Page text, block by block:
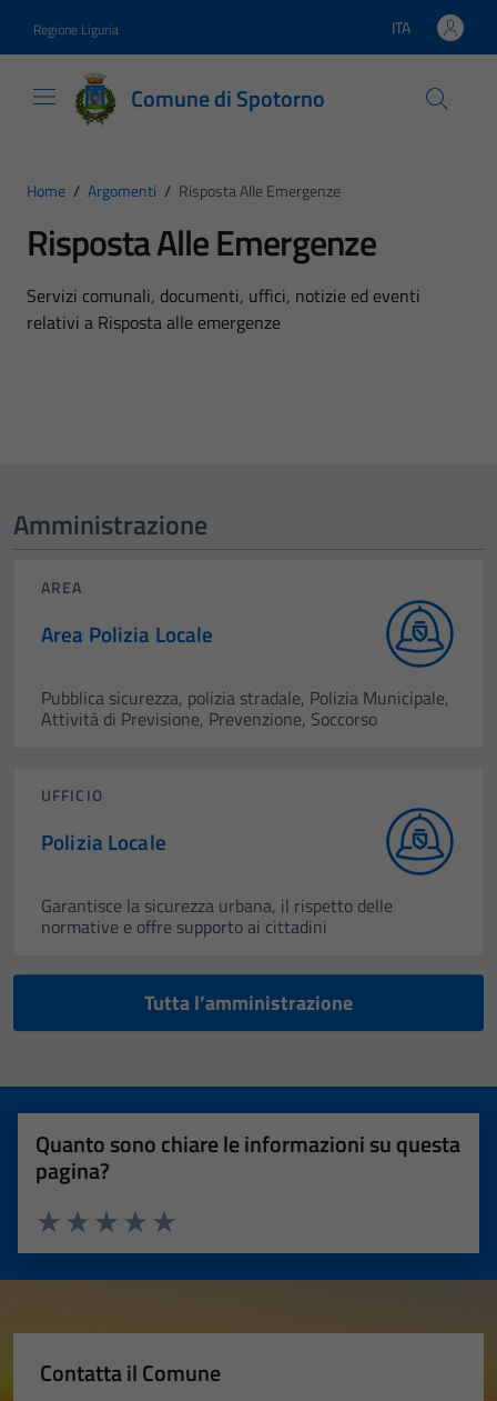
Regione Liguria Lingua attiva:
ITA
Comune di Spotorno
Home / Argomenti / Risposta Alle Emergenze
Risposta Alle Emergenze
Dettagli dell'argomento
Servizi comunali, documenti, uffici, notizie ed eventi
relativi a Risposta alle emergenze
Amministrazione
AREA
Area Polizia Locale
Pubblica sicurezza, polizia stradale, Polizia Municipale,
Attività di Previsione, Prevenzione, Soccorso
UFFICIO
Polizia Locale
Garantisce la sicurezza urbana, il rispetto delle
normative e offre supporto ai cittadini
Tutta l’amministrazione
Quanto sono chiare le informazioni su questa
pagina?
Valuta 5 stelle su 5
Valuta 4 stelle su 5
Valuta 3 stelle su 5
Valuta 2 stelle su 5
Valuta 1 stelle su 5
Contatta il Comune